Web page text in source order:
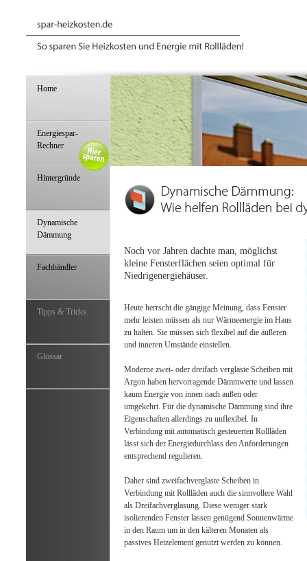
Home
Energiespar-
Rechner
Hintergründe
Dynamische
Dämmung
Fachhändler
Tipps & Tricks
Glossar
Noch vor Jahren dachte man, möglichst
kleine Fensterflächen seien optimal für
Niedrigenergiehäuser.
Heute herrscht die gängige Meinung, dass Fenster
mehr leisten müssen als nur Wärmeenergie im Haus
zu halten. Sie müssen sich flexibel auf die äußeren
und inneren Umstände einstellen.
Moderne zwei- oder dreifach verglaste Scheiben mit
Argon haben hervorragende Dämmwerte und lassen
kaum Energie von innen nach außen oder
umgekehrt. Für die dynamische Dämmung sind ihre
Eigenschaften allerdings zu unflexibel. In
Verbindung mit automatisch gesteuerten Rollläden
lässt sich der Energiedurchlass den Anforderungen
entsprechend regulieren.
Daher sind zweifachverglaste Scheiben in
Verbindung mit Rollläden auch die sinnvollere Wahl
als Dreifachverglasung. Diese weniger stark
isolierenden Fenster lassen genügend Sonnenwärme
in den Raum um in den kälteren Monaten als
passives Heizelement genutzt werden zu können.